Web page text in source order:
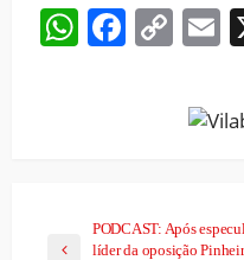
PODCAST: Após
líder da oposição